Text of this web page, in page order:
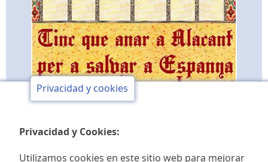
Privacidad y cookies
Privacidad y Cookies:
Utilizamos cookies en este sitio web para mejorar